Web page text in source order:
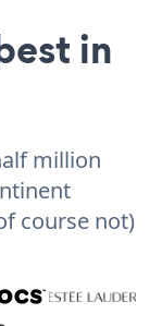
in
million
course not)